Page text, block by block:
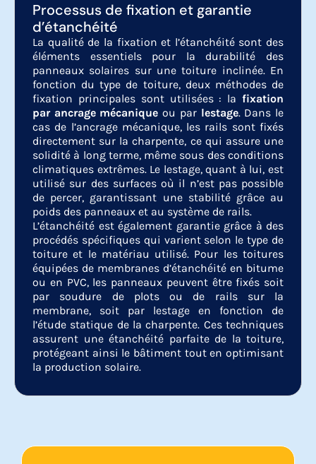
Processus de fixation et garantie
d’étanchéité
La qualité de la fixation et l’étanchéité sont des
éléments essentiels pour la durabilité des
panneaux solaires sur une toiture inclinée. En
fonction du type de toiture, deux méthodes de
fixation principales sont utilisées : la fixation
par ancrage mécanique ou par lestage. Dans le
cas de l’ancrage mécanique, les rails sont fixés
directement sur la charpente, ce qui assure une
solidité à long terme, même sous des conditions
climatiques extrêmes. Le lestage, quant à lui, est
utilisé sur des surfaces où il n’est pas possible
de percer, garantissant une stabilité grâce au
poids des panneaux et au système de rails.
L’étanchéité est également garantie grâce à des
procédés spécifiques qui varient selon le type de
toiture et le matériau utilisé. Pour les toitures
équipées de membranes d’étanchéité en bitume
ou en PVC, les panneaux peuvent être fixés soit
par soudure de plots ou de rails sur la
membrane, soit par lestage en fonction de
l’étude statique de la charpente. Ces techniques
assurent une étanchéité parfaite de la toiture,
protégeant ainsi le bâtiment tout en optimisant
la production solaire.